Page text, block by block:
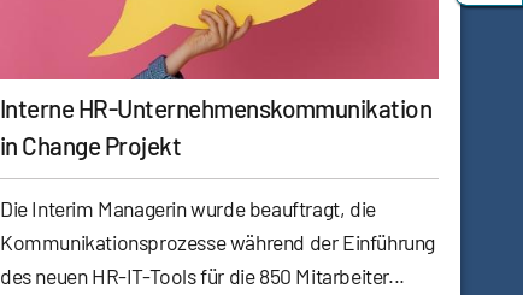
Interne HR-Unternehmenskommunikation
in Change Projekt
Die Interim Managerin wurde beauftragt, die
Kommunikationsprozesse während der Einführung
des neuen HR-IT-Tools für die 850 Mitarbeiter...